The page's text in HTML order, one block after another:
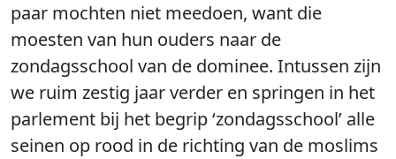
paar mochten niet meedoen, want die
moesten van hun ouders naar de
zondagsschool van de dominee. Intussen zijn
we ruim zestig jaar verder en springen in het
parlement bij het begrip ‘zondagsschool’ alle
seinen op rood in de richting van de moslims